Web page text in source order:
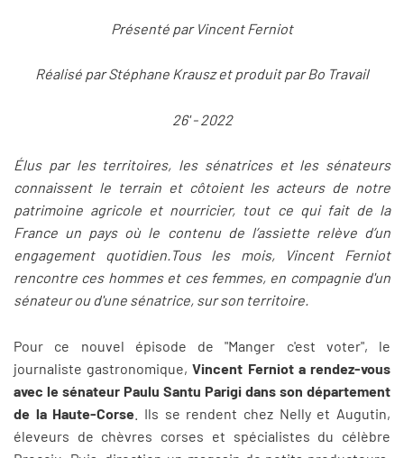
Présenté par Vincent Ferniot
Réalisé par Stéphane Krausz et produit par Bo Travail
26' - 2022
Élus par les territoires, les sénatrices et les sénateurs
connaissent le terrain et côtoient les acteurs de notre
patrimoine agricole et nourricier, tout ce qui fait de la
France un pays où le contenu de l’assiette relève d’un
engagement quotidien.Tous les mois, Vincent Ferniot
rencontre ces hommes et ces femmes, en compagnie d'un
sénateur ou d'une sénatrice, sur son territoire.
Pour ce nouvel épisode de "Manger c'est voter", le
journaliste gastronomique,Vincent Ferniot a rendez-vous
avec le sénateur Paulu Santu Parigi dans son département
de la Haute-Corse . Ils se rendent chez Nelly et Augutin,
éleveurs de chèvres corses et spécialistes du célèbre